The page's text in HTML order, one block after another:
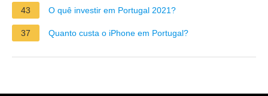
43 O quê investir em Portugal 2021?
37 Quanto custa o iPhone em Portugal?